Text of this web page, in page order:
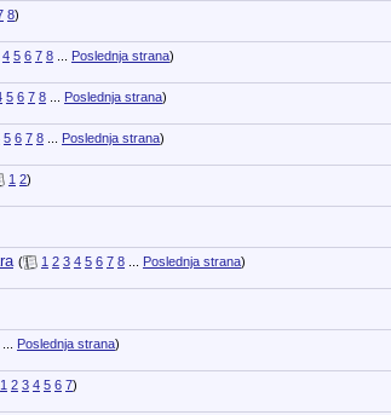
8)
4 5 6 7 8... Poslednja strana)
5 6 7 8... Poslednja strana)
5 6 7 8... Poslednja strana)
1 2)
( 1 2 3 4 5 6 7 8... Poslednja strana)
Poslednja strana)
1 2 3 4 5 6 7)